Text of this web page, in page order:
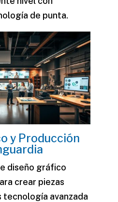
de punta.
y Producción
diseño gráfico
crear piezas
tecnología avanzada